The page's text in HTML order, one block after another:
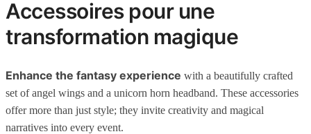
Accessoires pour une
transformation magique
Enhance the fantasy experience with a beautifully crafted
set of angel wings and a unicorn horn headband. These accessories
offer more than just style; they invite creativity and magical
narratives into every event.